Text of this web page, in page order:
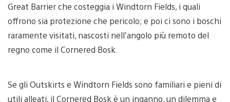
Great Barrier che costeggia i Windtorn Fields, i quali
offrono sia protezione che pericolo; e poi ci sono i boschi
raramente visitati, nascosti nell’angolo più remoto del
regno come il Cornered Bosk.
Se gli Outskirts e Windtorn Fields sono familiari e pieni di
utili alleati, il Cornered Bosk è un inganno, un dilemma e